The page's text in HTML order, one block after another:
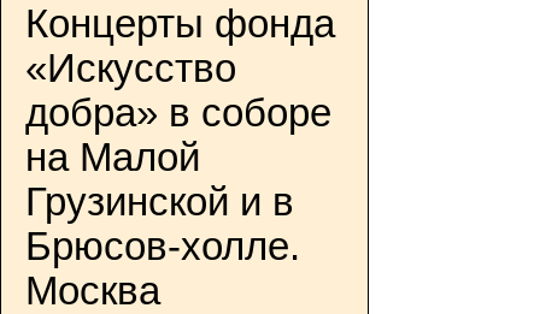
Концерты фонда
«Искусство
добра» в соборе
на Малой
Грузинской и в
Брюсов-холле.
Москва